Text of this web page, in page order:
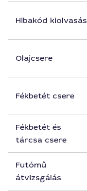
Hibakód kiolvasás
Olajcsere
Fékbetét csere
Fékbetét és
tárcsa csere
Futómű
átvizsgálás